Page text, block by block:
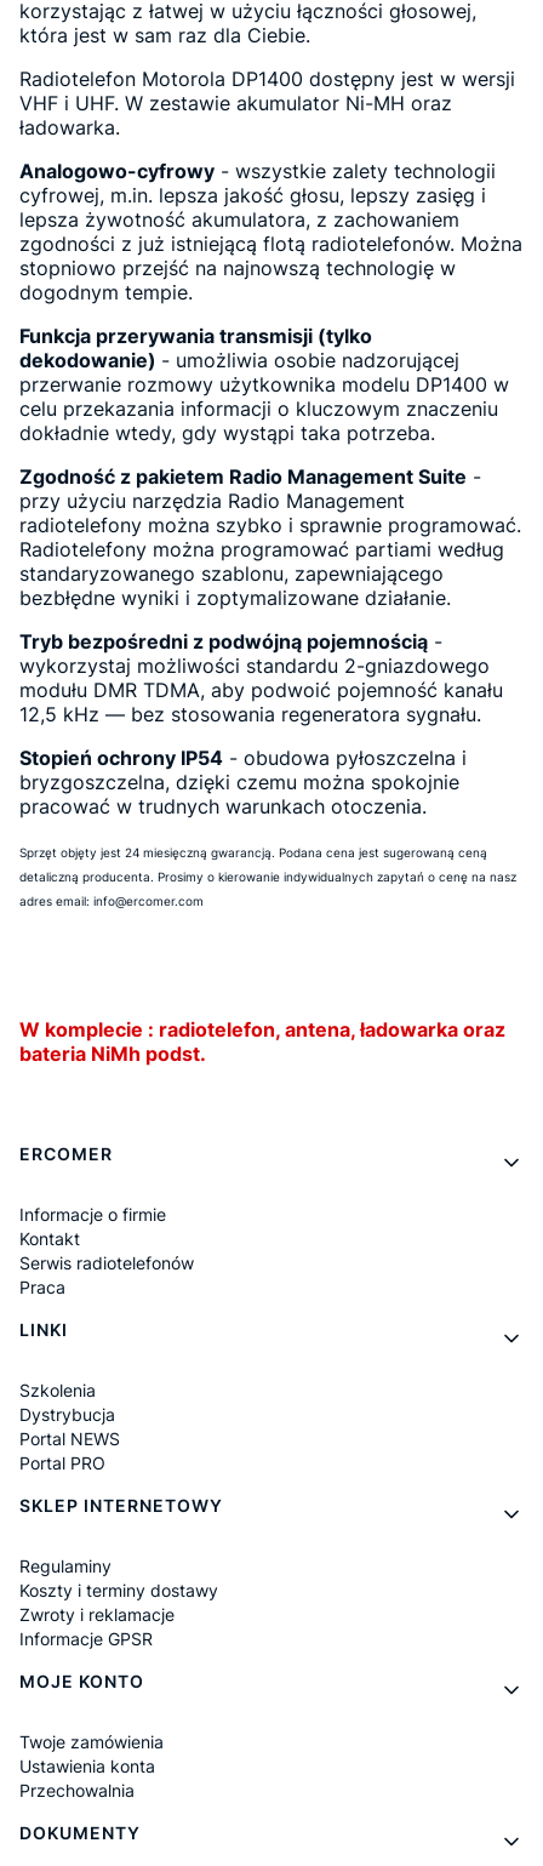
korzystając z łatwej w użyciu łączności głosowej,
która jest w sam raz dla Ciebie.
Radiotelefon Motorola DP1400 dostępny jest w wersji
VHF i UHF. W zestawie akumulator Ni-MH oraz
ładowarka.
Analogowo-cyfrowy - wszystkie zalety technologii
cyfrowej, m.in. lepsza jakość głosu, lepszy zasięg i
lepsza żywotność akumulatora, z zachowaniem
zgodności z już istniejącą flotą radiotelefonów. Można
stopniowo przejść na najnowszą technologię w
dogodnym tempie.
Funkcja przerywania transmisji (tylko
dekodowanie) - umożliwia osobie nadzorującej
przerwanie rozmowy użytkownika modelu DP1400 w
celu przekazania informacji o kluczowym znaczeniu
dokładnie wtedy, gdy wystąpi taka potrzeba.
Zgodność z pakietem Radio Management Suite -
przy użyciu narzędzia Radio Management
radiotelefony można szybko i sprawnie programować.
Radiotelefony można programować partiami według
standaryzowanego szablonu, zapewniającego
bezbłędne wyniki i zoptymalizowane działanie.
Tryb bezpośredni z podwójną pojemnością -
wykorzystaj możliwości standardu 2-gniazdowego
modułu DMR TDMA, aby podwoić pojemność kanału
12,5 kHz — bez stosowania regeneratora sygnału.
Stopień ochrony IP54 - obudowa pyłoszczelna i
bryzgoszczelna, dzięki czemu można spokojnie
pracować w trudnych warunkach otoczenia.
Sprzęt objęty jest 24 miesięczną gwarancją. Podana cena jest sugerowaną ceną
detaliczną producenta. Prosimy o kierowanie indywidualnych zapytań o cenę na nasz
adres email: info@ercomer.com
W komplecie : radiotelefon, antena, ładowarka oraz
bateria NiMh podst.
Linki w stopce
ERCOMER
Informacje o firmie
Kontakt
Serwis radiotelefonów
Praca
LINKI
Szkolenia
Dystrybucja
Portal NEWS
Portal PRO
SKLEP INTERNETOWY
Regulaminy
Koszty i terminy dostawy
Zwroty i reklamacje
Informacje GPSR
MOJE KONTO
Twoje zamówienia
Ustawienia konta
Przechowalnia
DOKUMENTY